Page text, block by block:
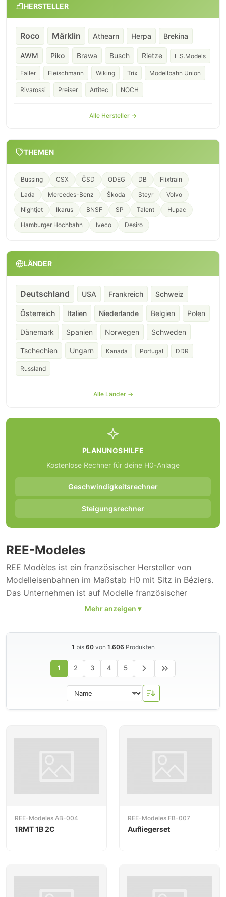
HERSTELLER
Roco Märklin Athearn Herpa Brekina
AWM Piko Brawa Busch Rietze L.S.Models
Faller Fleischmann Wiking Trix Modellbahn Union
Rivarossi Preiser Artitec NOCH
Alle Hersteller →
THEMEN
Büssing CSX ČSD ODEG DB
Flixtrain
Lada
Mercedes-Benz Škoda Steyr
Volvo
Nightjet
Ikarus BNSF SP Talent
Hupac
Hamburger Hochbahn
Iveco Desiro
LÄNDER
Deutschland USA Frankreich Schweiz
Österreich Italien Niederlande Belgien Polen
Dänemark Spanien Norwegen Schweden
Tschechien Ungarn Kanada Portugal DDR
Russland
Alle Länder →
PLANUNGSHILFE
Kostenlose Rechner für deine H0-Anlage
Geschwindigkeitsrechner
Steigungsrechner
REE-Modeles
REE Modèles ist ein französischer Hersteller von
Modelleisenbahnen im Maßstab H0 mit Sitz in Béziers.
Das Unternehmen ist auf Modelle französischer
Vorbilder spezialisiert und bietetLokomotiven
französischer Bahngesellschaften. Das Sortiment
umfasst 1.606 H0-Modelle.
REE Modèles hat sich in kurzer Zeit einen
ausgezeichneten Ruf für hochdetaillierte Modelle
erarbeitet. Besonders bekannt sind die Nachbildungen
klassischer französischer Lokomotiven und
1 bis 60von 1.606 Produkten
1 2 3 4 5
REE-Modeles AB-004
1RMT 1B 2C
REE-Modeles FB-007
Aufliegerset